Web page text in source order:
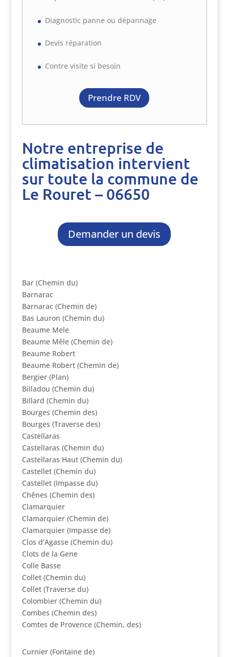
Diagnostic panne ou dépannage
Devis réparation
Contre visite si besoin
Prendre RDV
Notre entreprise de
climatisation intervient
sur toute la commune de
Le Rouret – 06650
Demander un devis
Bar (Chemin du)
Barnarac
Barnarac (Chemin de)
Bas Lauron (Chemin du)
Beaume Mele
Beaume Mêle (Chemin de)
Beaume Robert
Beaume Robert (Chemin de)
Bergier (Plan)
Billadou (Chemin du)
Billard (Chemin du)
Bourges (Chemin des)
Bourges (Traverse des)
Castellaras
Castellaras (Chemin du)
Castellaras Haut (Chemin du)
Castellet (Chemin du)
Castellet (Impasse du)
Chênes (Chemin des)
Clamarquier
Clamarquier (Chemin de)
Clamarquier (Impasse de)
Clos d’Agasse (Chemin du)
Clots de la Gene
Colle Basse
Collet (Chemin du)
Collet (Traverse du)
Colombier (Chemin du)
Combes (Chemin des)
Comtes de Provence (Chemin, des)
Curnier (Fontaine de)